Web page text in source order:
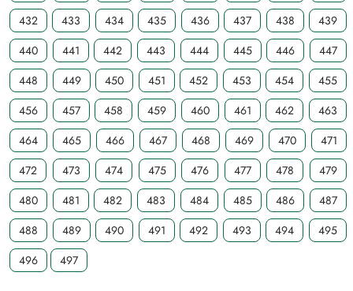
432 433 434 435 436 437 438
439
440
441 442 443 444 445 446
447
448
449 450 451 452 453 454
455
456
457 458 459 460 461 462
463
464
465 466 467 468 469 470
471
472
473 474 475 476 477 478
479
480
481 482 483 484 485 486
487
488
489 490 491 492 493 494
495
496
497